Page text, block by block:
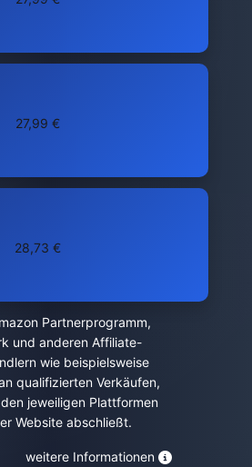
27,99 €
28,73 €
Partnerprogramm,
und anderen Affiliate-
wie beispielsweise
qualifizierten Verkäufen,
jeweiligen Plattformen
Website abschließt.
weitere Informationen